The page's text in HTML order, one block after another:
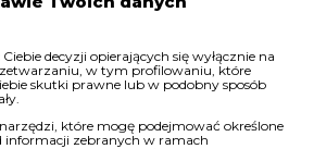
decyzji opierających się wyłącznie na
w tym profilowaniu, które
skutki prawne lub w podobny sposób
które mogę podejmować określone
informacji zebranych w ramach